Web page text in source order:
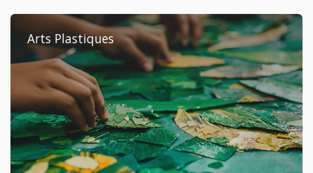
Arts Plastiques